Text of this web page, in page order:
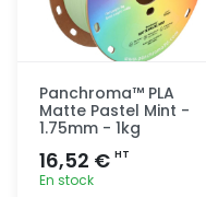
Panchroma™ PLA
Matte Pastel Mint -
1.75mm - 1kg
16,52 € HT
En stock